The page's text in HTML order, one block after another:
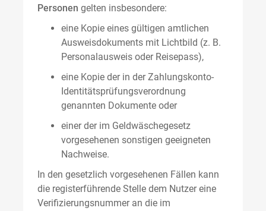
Personen gelten insbesondere:
eine Kopie eines gültigen amtlichen
Ausweisdokuments mit Lichtbild (z. B.
Personalausweis oder Reisepass),
eine Kopie der in der Zahlungskonto-
Identitätsprüfungsverordnung
genannten Dokumente oder
einer der im Geldwäschegesetz
vorgesehenen sonstigen geeigneten
Nachweise.
In den gesetzlich vorgesehenen Fällen kann
die registerführende Stelle dem Nutzer eine
Verifizierungsnummer an die im